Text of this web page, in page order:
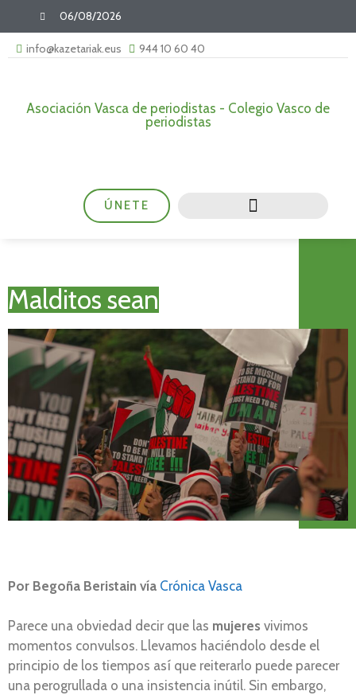
06/08/2026
info@kazetariak.eus 944 10 60 40
Asociación Vasca de periodistas - Colegio Vasco de
periodistas
ÚNETE
Malditos sean
Por Begoña Beristain vía Crónica Vasca
Parece una obviedad decir que las mujeres vivimos
momentos convulsos. Llevamos haciéndolo desde el
principio de los tiempos así que reiterarlo puede parecer
una perogrullada o una insistencia inútil. Sin embargo,